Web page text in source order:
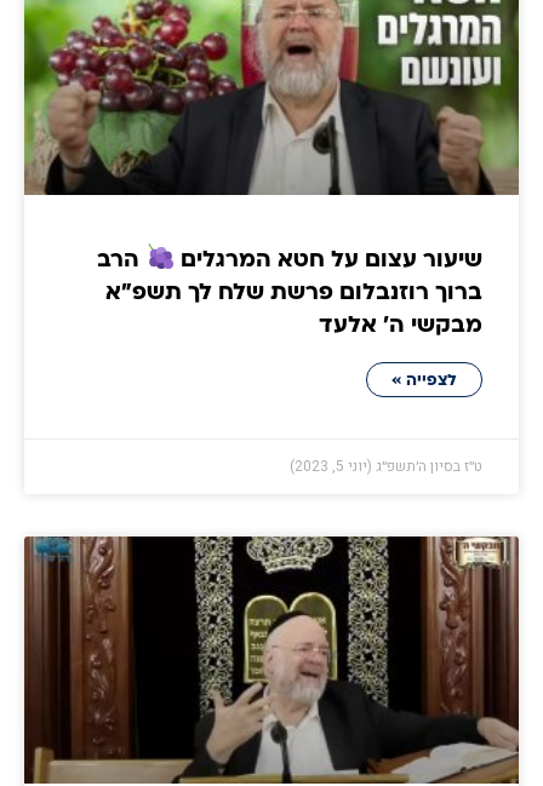
שיעור עצום על חטא המרגלים
הרב
ברוך רוזנבלום פרשת שלח לך תשפ"א
מבקשי ה' אלעד
לצפייה »
ט״ז בסיון ה׳תשפ״ג (יוני 5, 2023)